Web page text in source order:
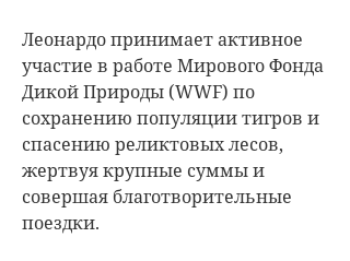
Леонардо принимает активное
участие в работе Мирового Фонда
Дикой Природы (WWF) по
сохранению популяции тигров и
спасению реликтовых лесов,
жертвуя крупные суммы и
совершая благотворительные
поездки.